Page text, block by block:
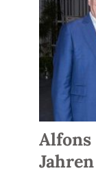
Alfons